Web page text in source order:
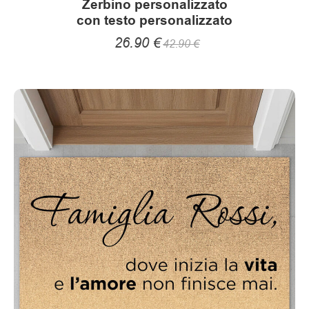
e
n
s
i
o
n
i
Zerbino personalizzato
con testo personalizzato
26.90 €42.90€